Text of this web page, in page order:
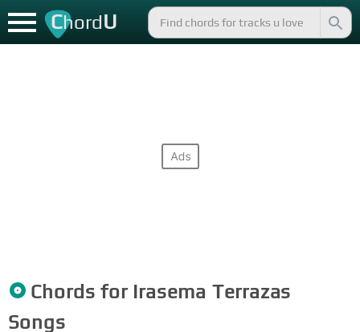
ChordU
Chords for Irasema Terrazas
Songs